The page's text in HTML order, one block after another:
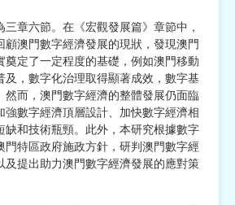
章六節。在《宏觀發展篇》章節中，
顧澳門數字經濟發展的現狀，發現澳門
奠定了一定程度的基礎，例如澳門移動
及，數字化治理取得顯著成效，數字基
然而，澳門數字經濟的整體發展仍面臨
強數字經濟頂層設計、加快數字經濟相
缺和技術瓶頸。此外，本研究根據數字
門特區政府施政方針，研判澳門數字經
及提出助力澳門數字經濟發展的應對策